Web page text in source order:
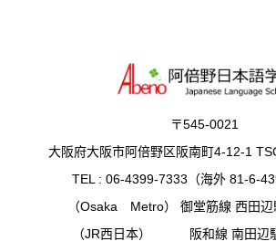
〒545-0021
大阪府大阪市阿倍野区阪南町4-12-1
TEL : 06-4399-7333（海外 81-6-
（Osaka Metro） 御堂筋線 西田
（JR西日本） 阪和線 南田辺